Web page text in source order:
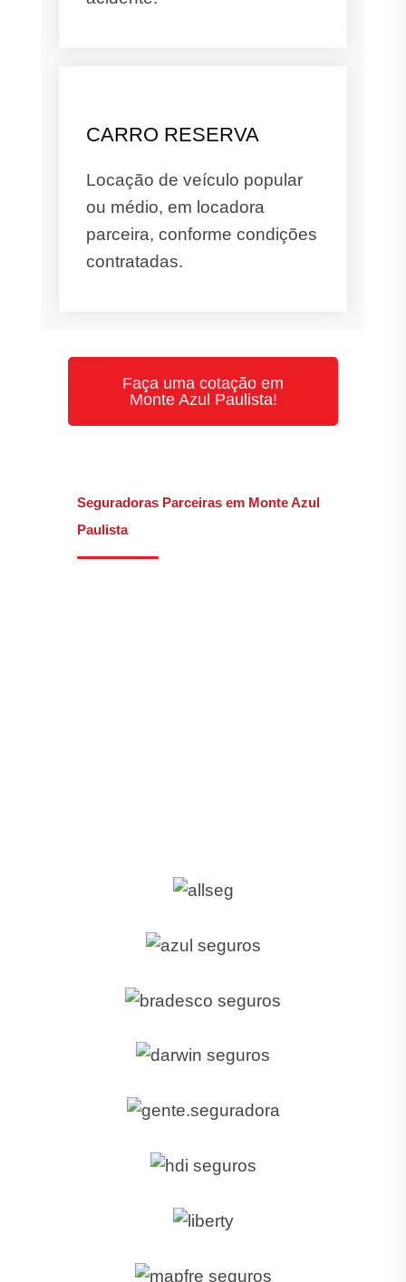
CARRO RESERVA
Locação de veículo popular
ou médio, em locadora
parceira, conforme condições
contratadas.
Faça uma cotação em
Monte Azul Paulista!
Seguradoras Parceiras em Monte Azul
Paulista